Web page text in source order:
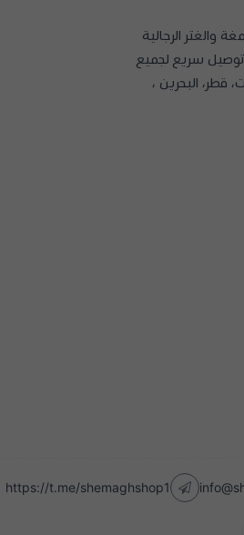
الرجالية
توصيل سريع لجميع
قطر، البحرين ،
https://t.me/shemaghshop1